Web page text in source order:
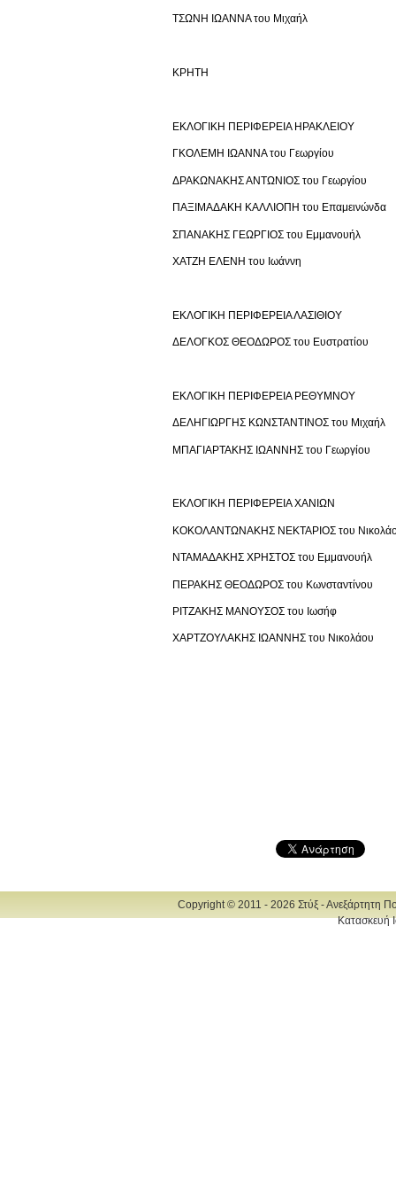
ΤΣΩΝΗ ΙΩΑΝΝΑ του Μιχαήλ
ΚΡΗΤΗ
ΕΚΛΟΓΙΚΗ ΠΕΡΙΦΕΡΕΙΑ ΗΡΑΚΛΕΙΟΥ
ΓΚΟΛΕΜΗ ΙΩΑΝΝΑ του Γεωργίου
ΔΡΑΚΩΝΑΚΗΣ ΑΝΤΩΝΙΟΣ του Γεωργίου
ΠΑΞΙΜΑΔΑΚΗ ΚΑΛΛΙΟΠΗ του Επαμεινώνδα
ΣΠΑΝΑΚΗΣ ΓΕΩΡΓΙΟΣ του Εμμανουήλ
ΧΑΤΖΗ ΕΛΕΝΗ του Ιωάννη
ΕΚΛΟΓΙΚΗ ΠΕΡΙΦΕΡΕΙΑ ΛΑΣΙΘΙΟΥ
ΔΕΛΟΓΚΟΣ ΘΕΟΔΩΡΟΣ του Ευστρατίου
ΕΚΛΟΓΙΚΗ ΠΕΡΙΦΕΡΕΙΑ ΡΕΘΥΜΝΟΥ
ΔΕΛΗΓΙΩΡΓΗΣ ΚΩΝΣΤΑΝΤΙΝΟΣ του Μιχαήλ
ΜΠΑΓΙΑΡΤΑΚΗΣ ΙΩΑΝΝΗΣ του Γεωργίου
ΕΚΛΟΓΙΚΗ ΠΕΡΙΦΕΡΕΙΑ ΧΑΝΙΩΝ
ΚΟΚΟΛΑΝΤΩΝΑΚΗΣ ΝΕΚΤΑΡΙΟΣ του
ΝΤΑΜΑΔΑΚΗΣ ΧΡΗΣΤΟΣ του Εμμανουήλ
ΠΕΡΑΚΗΣ ΘΕΟΔΩΡΟΣ του Κωνσταντίνου
ΡΙΤΖΑΚΗΣ ΜΑΝΟΥΣΟΣ του Ιωσήφ
ΧΑΡΤΖΟΥΛΑΚΗΣ ΙΩΑΝΝΗΣ του Νικολάου
Copyright © 2011 - 2026 Στύξ - Ανεξάρτητη
Κατασκευή